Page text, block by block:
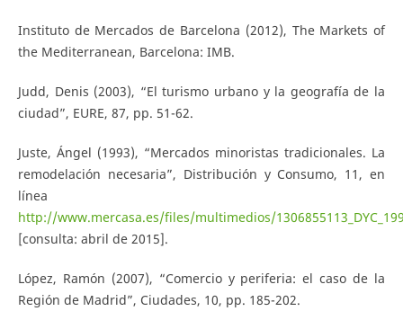
Instituto de Mercados de Barcelona (2012), The Markets of
the Mediterranean, Barcelona: IMB.
Judd, Denis (2003), “El turismo urbano y la geografía de la
ciudad”, EURE, 87, pp. 51-62.
Juste, Ángel (1993), “Mercados minoristas tradicionales. La
remodelación necesaria”, Distribución y Consumo, 11, en
línea
http://www.mercasa.es/files/multimedios/
[consulta: abril de 2015].
López, Ramón (2007), “Comercio y periferia: el caso de la
Región de Madrid”, Ciudades, 10, pp. 185-202.